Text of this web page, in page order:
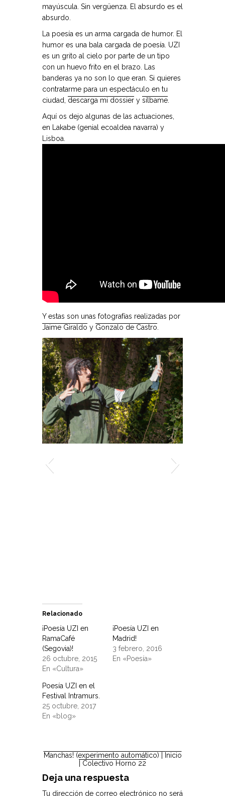
mayúscula. Sin vergüenza. El absurdo es el
absurdo.
La poesía es un arma cargada de humor. El
humor es una bala cargada de poesía. UZI
es un grito al cielo por parte de un tipo
con un huevo frito en el brazo. Las
banderas ya no son lo que eran. Si quieres
contratarme para un espectáculo en tu
ciudad, descarga mi dossier y sílbame
Aquí os dejo algunas de las actuaciones,
en Lakabe (genial ecoaldea navarra) y
Lisboa.
Y estas son unas fotografías realizadas por
Jaime Giraldo y Gonzalo de Castro
Relacionado
¡Poesía UZI en
RamaCafé
(Segovia)!
26 octubre, 2015
En «Cultura»
¡Poesía UZI en
Madrid!
3 febrero, 2016
En «Poesía»
Poesía UZI en el
Festival Intramurs.
25 octubre, 2017
En «blog»
Manchas! (experimento automático) | Inicio
Colectivo Horno 22
Deja una respuesta
Tu dirección de correo electrónico no será